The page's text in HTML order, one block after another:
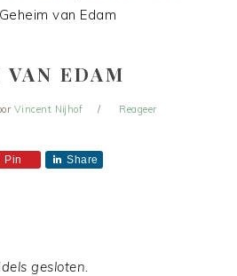
van Edam
EDAM
Vincent Nijhof Reageer
Pin Share
gesloten.